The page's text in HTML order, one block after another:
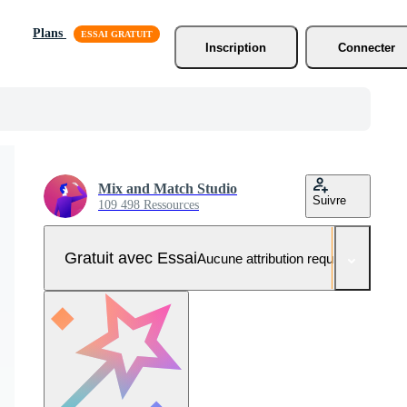
Plans
Inscription
Connecter
Mix and Match Studio
109 498 Ressources Suivre
Gratuit avec EssaiAucune attribution requise